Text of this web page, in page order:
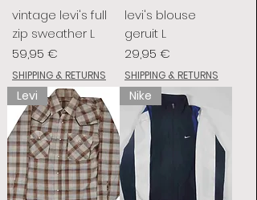
vintage levi's full
zip sweather L
Preis
59,95 €
SHIPPING & RETURNS
levi's blouse
geruit L
Preis
29,95 €
SHIPPING & RETURNS
Levi Nike